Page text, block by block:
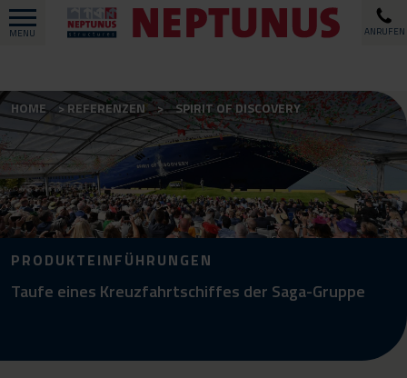
MENU ANRUFEN
HOME REFERENZEN SPIRIT OF DISCOVERY
PRODUKTEINFÜHRUNGEN
Taufe eines Kreuzfahrtschiffes der Saga-Gruppe